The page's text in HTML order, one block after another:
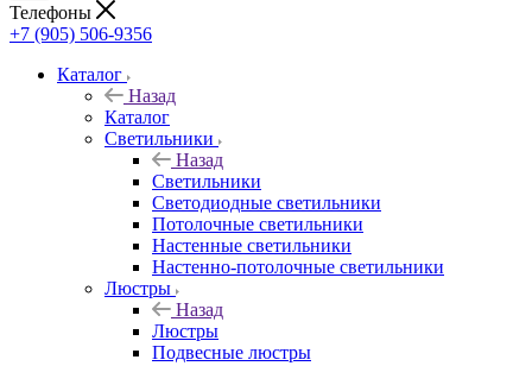
Телефоны
+7 (905) 506-9356
Каталог
Назад
Каталог
Светильники
Назад
Светильники
Светодиодные светильники
Потолочные светильники
Настенные светильники
Настенно-потолочные светильники
Люстры
Назад
Люстры
Подвесные люстры